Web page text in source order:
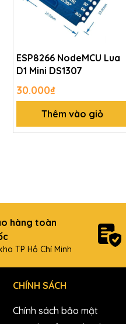
ESP8266 NodeMCU Lua
D1 Mini DS1307
30.000₫
Thêm vào giỏ
hàng toàn
TP Hồ Chí Minh
CHÍNH SÁCH
Chính sách bảo mật